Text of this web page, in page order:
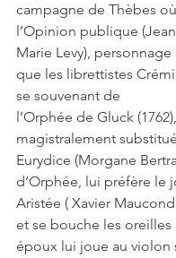
campagne de Thèbes
l’Opinion publique
Marie Levy),
que les librettistes
se souvenant de
l’Orphée de Gluck
magistralement
Eurydice (Morgane
d’Orphée, lui préfère le
Aristée ( Xavier
et se bouche les oreilles
époux lui joue au violon